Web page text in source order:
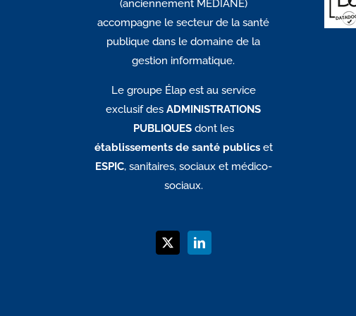
(anciennement MEDIANE)
accompagne le secteur de la santé
publique dans le domaine de la
gestion informatique.
Le groupe Élap est au service
exclusif desADMINISTRATIONS
PUBLIQUESdont les
établissements de santé publicset
ESPIC, sanitaires, sociaux et médico-
sociaux.